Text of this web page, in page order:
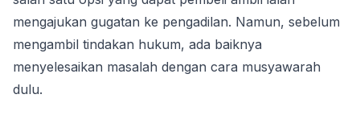
mengajukan gugatan ke pengadilan. Namun, sebelum
mengambil tindakan hukum, ada baiknya
menyelesaikan masalah dengan cara musyawarah
dulu.